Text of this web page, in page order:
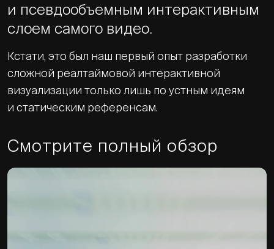
и псевдообъемным интерактивным
слоем самого видео.
Кстати, это был наш первый опыт разработки
сложной реалтаймовой интерактивной
визуализации только лишь по устным идеям
и статическим референсам.
Смотрите полный обзор